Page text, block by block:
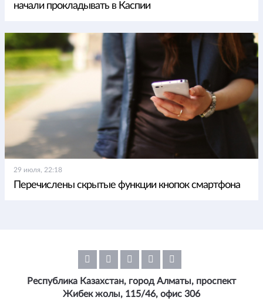
начали прокладывать в Каспии
29 июля, 22:18
Перечислены скрытые функции кнопок смартфона
Республика Казахстан, город Алматы, проспект
Жибек жолы, 115/46, офис 306